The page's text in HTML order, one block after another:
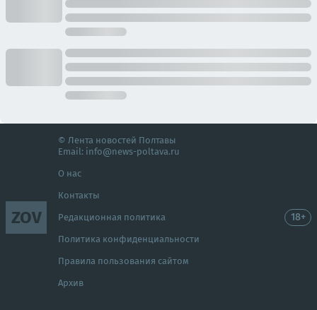
ZOV
© Лента новостей Полтавы
Email: info@news-poltava.ru
О нас
Контакты
Редакционная политика
Политика конфиденциальности
Правила пользования сайтом
Архив
18+